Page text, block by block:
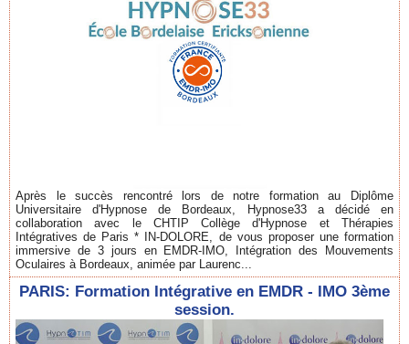
Après le succès rencontré lors de notre formation au Diplôme
Universitaire d'Hypnose de Bordeaux, Hypnose33 a décidé en
collaboration avec le CHTIP Collège d'Hypnose et Thérapies
Intégratives de Paris * IN-DOLORE, de vous proposer une formation
immersive de 3 jours en EMDR-IMO, Intégration des Mouvements
Oculaires à Bordeaux, animée par Laurenc...
PARIS: Formation Intégrative en EMDR - IMO 3ème
session.